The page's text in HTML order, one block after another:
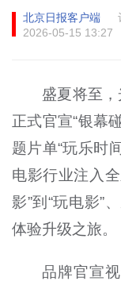
北京日报客户端
2026-05-15 13:27
盛夏将至
正式官宣“银幕
题片单“玩乐时
电影行业注入
影”到“玩电影”
体验升级之旅。
品牌官宣